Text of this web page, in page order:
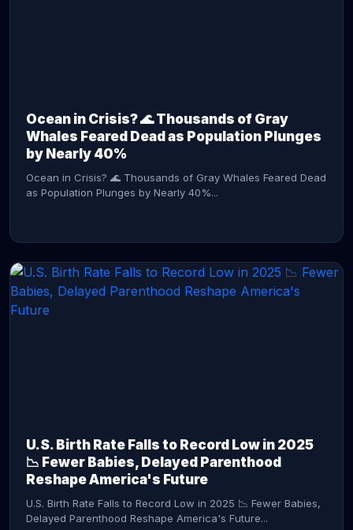
Ocean in Crisis? 🌊 Thousands of Gray
Whales Feared Dead as Population Plunges
by Nearly 40%
Ocean in Crisis? 🌊 Thousands of Gray Whales Feared Dead
as Population Plunges by Nearly 40%...
U.S. Birth Rate Falls to Record Low in 2025
📉 Fewer Babies, Delayed Parenthood
Reshape America's Future
U.S. Birth Rate Falls to Record Low in 2025 📉 Fewer Babies,
Delayed Parenthood Reshape America's Future...